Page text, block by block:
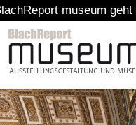
geht in kreative